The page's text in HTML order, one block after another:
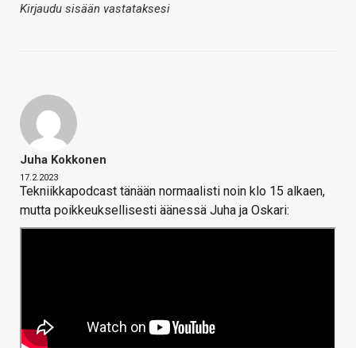
Kirjaudu sisään vastataksesi
Juha Kokkonen
17.2.2023
Tekniikkapodcast tänään normaalisti noin klo 15 alkaen,
mutta poikkeuksellisesti äänessä Juha ja Oskari: